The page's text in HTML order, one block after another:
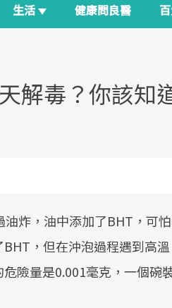
生活 健康問良醫
解毒？你該知
油炸，油中添加了BHT，可
，但在沖泡過程遇到高
險量是0.001毫克，一個碗
面對超高齡社會的浪潮
邁向「健康照護」的新
政策如「健康台灣推動
照3.0」的推進，「預防
2025年，就到良醫生活
健康新生活」，從講座
全面啟動你的健康革命！
良醫健康網從「換季的
發，透過醫學觀點與日
建立對亞健康的認知，
改善行動。
根據不同性別與年齡，
現在、未來的健康節點
化，知道該如何照顧自